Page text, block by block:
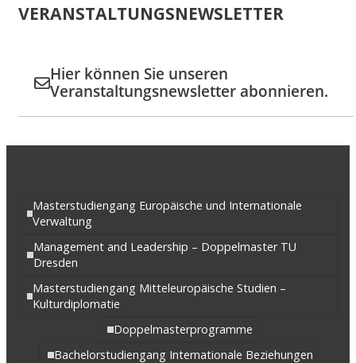
VERANSTALTUNGSNEWSLETTER
Hier können Sie unseren
Veranstaltungsnewsletter abonnieren.
Masterstudiengang Europäische und Internationale
Verwaltung
Management and Leadership – Doppelmaster TU
Dresden
Masterstudiengang Mitteleuropäische Studien –
Kulturdiplomatie
Doppelmasterprogramme
Bachelorstudiengang Internationale Beziehungen